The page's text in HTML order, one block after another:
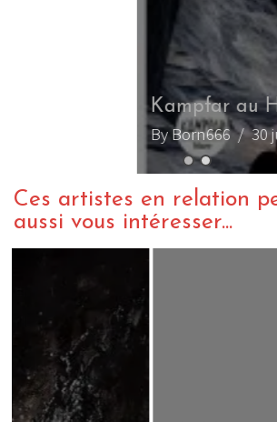
Kampfar au Hellfest 2013
/ 30 juin 2013
Ces artistes en relation
aussi vous intéresser...